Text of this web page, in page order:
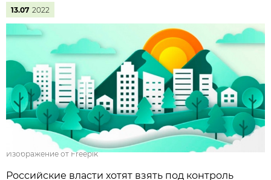
13.07 2022
Изображение от Freepik
Российские власти хотят взять под контроль